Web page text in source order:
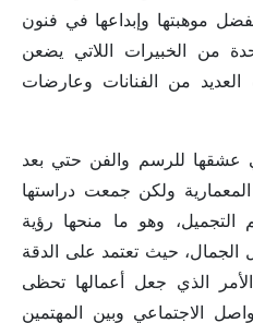
موهبتها وإبداعها في فنون
من الخبيرات اللاتي يضعن
من الفنانات وعارضات
للرسم والفن حتي بعد
ولكن جمعت دراستها
التجميل، وهو ما منحها رؤية
الجمال، حيث تعتمد على الدقة
الأمر الذي جعل أعمالها تحظى
الاجتماعي وبين المهتمين